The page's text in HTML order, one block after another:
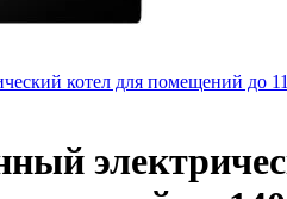
котел для помещений до